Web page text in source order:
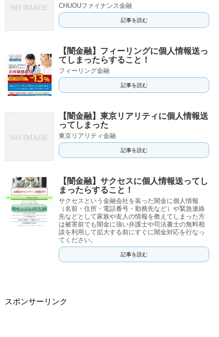
CHUOUファイナンス金融
記事を読む
【闇金融】フィーリングに個人情報送っ
てしまったらすること！
フィーリング金融
記事を読む
【闇金融】東京リアリティに個人情報送
ってしまった
東京リアリティ金融
記事を読む
【闇金融】サクセスに個人情報送ってし
まったらすること！
サクセスという金融会社を装った闇金に個人情報
（名前・住所・電話番号・勤務先など）や緊急連絡
先などとして家族や友人の情報を教えてしまった方
は被害前でも闇金に強い弁護士や司法書士の無料相
談を利用して拡大する前にすぐに闇金対応を行なっ
てください。
記事を読む
スポンサーリンク